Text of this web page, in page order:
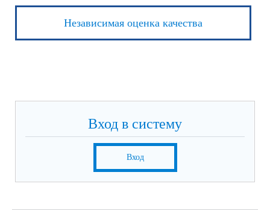
Независимая оценка качества
Вход в систему
Вход